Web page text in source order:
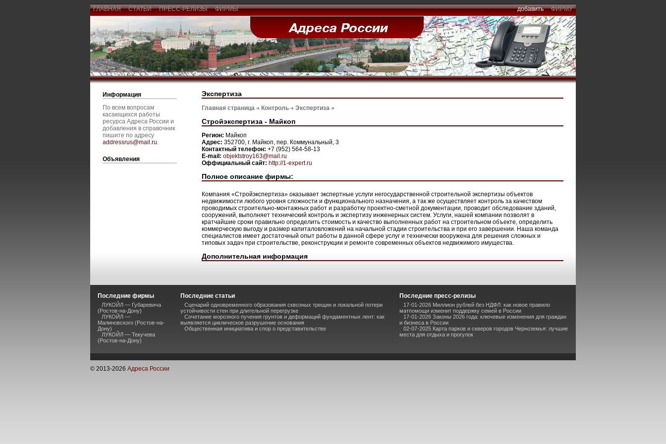
ГЛАВНАЯ СТАТЬИ ПРЕСС-РЕЛИЗЫ ФИРМЫ добавить ФИРМУ
Информация
По всем вопросам
касающихся работы
ресурса Адреса России и
добавления в справочник
пишите по адресу
addressrus@mail.ru.
Объявления
Экспертиза
Главная страница Контроль Экспертиза
Стройэкспертиза - Майкоп
Регион: Майкоп
Адрес: 352700, г. Майкоп, пер. Коммунальный, 3
Контактный телефон: +7 (952) 564-58-13
E-mail: objektstroy163@mail.ru
Оффициальный сайт: http://1-expert.ru
Полное описание фирмы:
Компания «Стройэкспертиза» оказывает экспертные услуги негосударственной строительной экспертизы объектов
недвижимости любого уровня сложности и функционального назначения, а так же осуществляет контроль за качеством
проводимых строительно-монтажных работ и разработку проектно-сметной документации, проводит обследование зданий,
сооружений, выполняет технический контроль и экспертизу инженерных систем. Услуги, нашей компании позволят в
кратчайшие сроки правильно определить стоимость и качество выполненных работ на строительном объекте, определить
коммерческую выгоду и размер капиталовложений на начальной стадии строительства и при его завершении. Наша команда
специалистов имеет достаточный опыт работы в данной сфере услуг и технически вооружена для решения сложных и
типовых задач при строительстве, реконструкции и ремонте современных объектов недвижимого имущества.
Дополнительная информация
Последние фирмы
ЛУКОЙЛ — Губаревича
(Ростов-на-Дону)
ЛУКОЙЛ —
Малиновского (Ростов-на-
Дону)
ЛУКОЙЛ — Текучева
(Ростов-на-Дону)
Последние статьи
Сценарий одновременного образования сквозных трещин и локальной потери
устойчивости стен при длительной перегрузке
Сочетание морозного пучения грунтов и деформаций фундаментных лент: как
выявляется циклическое разрушение основания
Общественная инициатива и спор о представительстве
Последние пресс-релизы
17-01-2026 Миллион рублей без НДФЛ: как новое правило
матпомощи изменит поддержку семей в России
17-01-2026 Законы 2026 года: ключевые изменения для граждан
и бизнеса в России
02-07-2025 Карта парков и скверов городов Черноземья: лучшие
места для отдыха и прогулок
© 2013-2026 Адреса России